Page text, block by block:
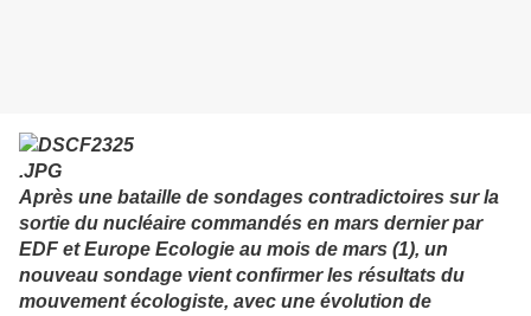
Après une bataille de sondages contradictoires sur la
sortie du nucléaire commandés en mars dernier par
EDF et Europe Ecologie au mois de mars (1), un
nouveau sondage vient confirmer les résultats du
mouvement écologiste, avec une évolution de